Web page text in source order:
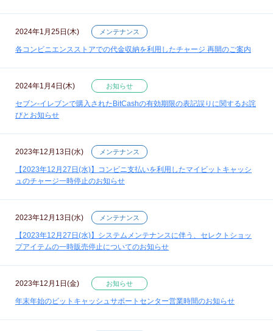
2024年1月25日(木) メンテナンス
各コンビニエンスストアでの代金収納を利用したチャージ 再開のご案内
2024年1月4日(木) お知らせ
セブン‐イレブンで購入されたBitCashの有効期限の表記誤りに関するお詫
びとお知らせ
2023年12月13日(水) メンテナンス
【2023年12月27日(水)】コンビニ支払いを利用したマイビットキャッシ
ュのチャージ一時停止のお知らせ
2023年12月13日(水) メンテナンス
【2023年12月27日(水)】システムメンテナンスに伴う、セレクトショッ
プアイテムの一時販売停止についてのお知らせ
2023年12月1日(金) お知らせ
年末年始のビットキャッシュサポートセンター営業時間のお知らせ